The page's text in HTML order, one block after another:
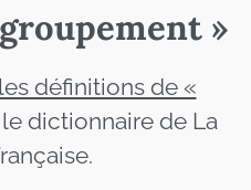
»
définitions de «
dictionnaire de La